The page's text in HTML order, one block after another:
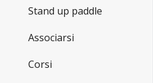
Stand up paddle
Associarsi
Corsi